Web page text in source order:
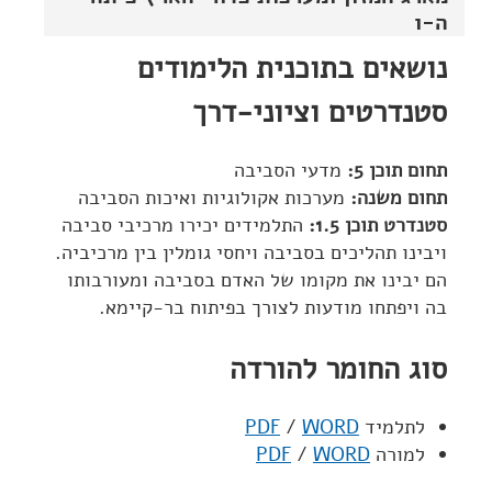
ה-ו
נושאים בתוכנית הלימודים
סטנדרטים וציוני-דרך
תחום תוכן 5:
מדעי הסביבה
תחום משנה: מערכות אקולוגיות ואיכות הסביבה
סטנדרט תוכן 1.5:
התלמידים יכירו מרכיבי סביבה
ויבינו תהליכים בסביבה ויחסי גומלין בין מרכיביה.
הם יבינו את מקומו של האדם בסביבה ומעורבותו
בה ויפתחו מודעות לצורך בפיתוח בר-קיימא.
סוג החומר להורדה
לתלמיד PDF / WORD
למורה
PDF / WORD